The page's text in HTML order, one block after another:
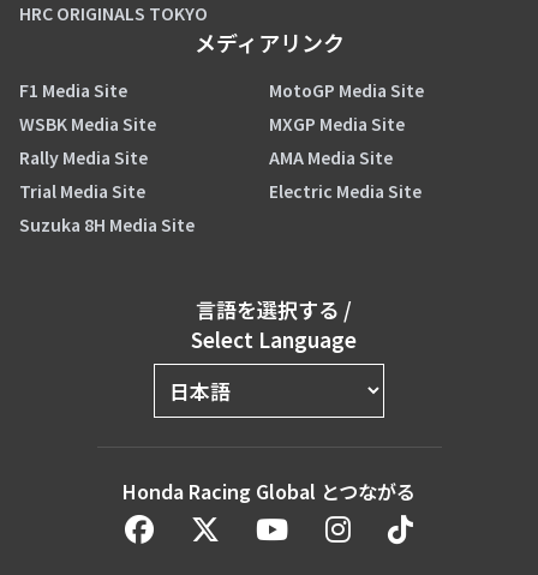
HRC ORIGINALS TOKYO
メディアリンク
F1 Media Site
MotoGP Media Site
WSBK Media Site
MXGP Media Site
Rally Media Site
AMA Media Site
Trial Media Site
Electric Media Site
Suzuka 8H Media Site
言語を選択する /
Select Language
Honda Racing Global とつながる